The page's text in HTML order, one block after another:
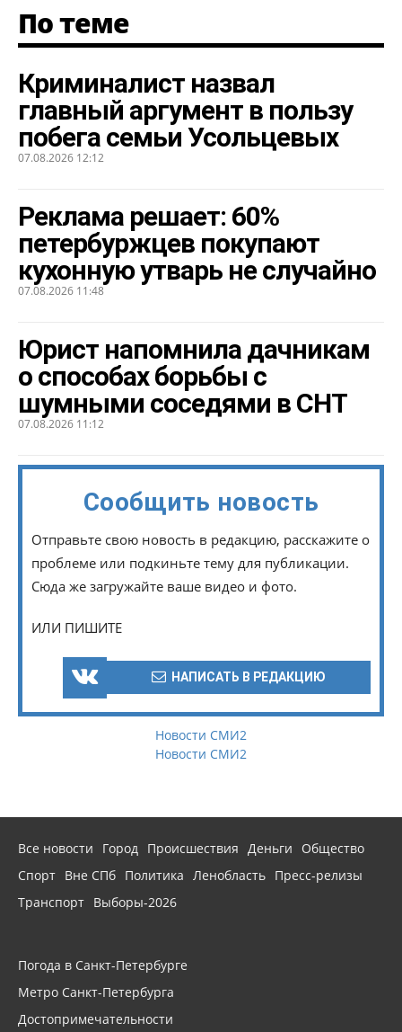
По теме
Криминалист назвал
главный аргумент в пользу
побега семьи Усольцевых
07.08.2026 12:12
Реклама решает: 60%
петербуржцев покупают
кухонную утварь не случайно
07.08.2026 11:48
Юрист напомнила дачникам
о способах борьбы с
шумными соседями в СНТ
07.08.2026 11:12
Сообщить новость
Отправьте свою новость в редакцию, расскажите о
проблеме или подкиньте тему для публикации.
Сюда же загружайте ваше видео и фото.
ИЛИ ПИШИТЕ
НАПИСАТЬ В РЕДАКЦИЮ
Новости СМИ2
Новости СМИ2
Все новости Город Происшествия Деньги
Общество
Спорт Вне СПб Политика Ленобласть Пресс-релизы
Транспорт Выборы-2026
Погода в Санкт-Петербурге
Метро Санкт-Петербурга
Достопримечательности